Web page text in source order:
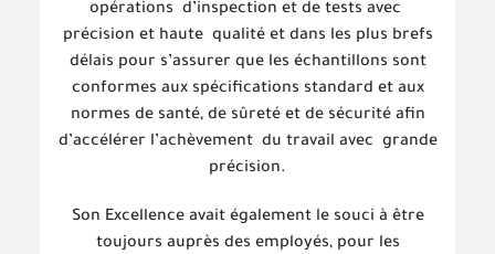
opérations d’inspection et de tests avec
précision et haute qualité et dans les plus brefs
délais pour s’assurer que les échantillons sont
conformes aux spécifications standard et aux
normes de santé, de sûreté et de sécurité afin
d’accélérer l’achèvement du travail avec grande
précision.
Son Excellence avait également le souci à être
toujours auprès des employés, pour les